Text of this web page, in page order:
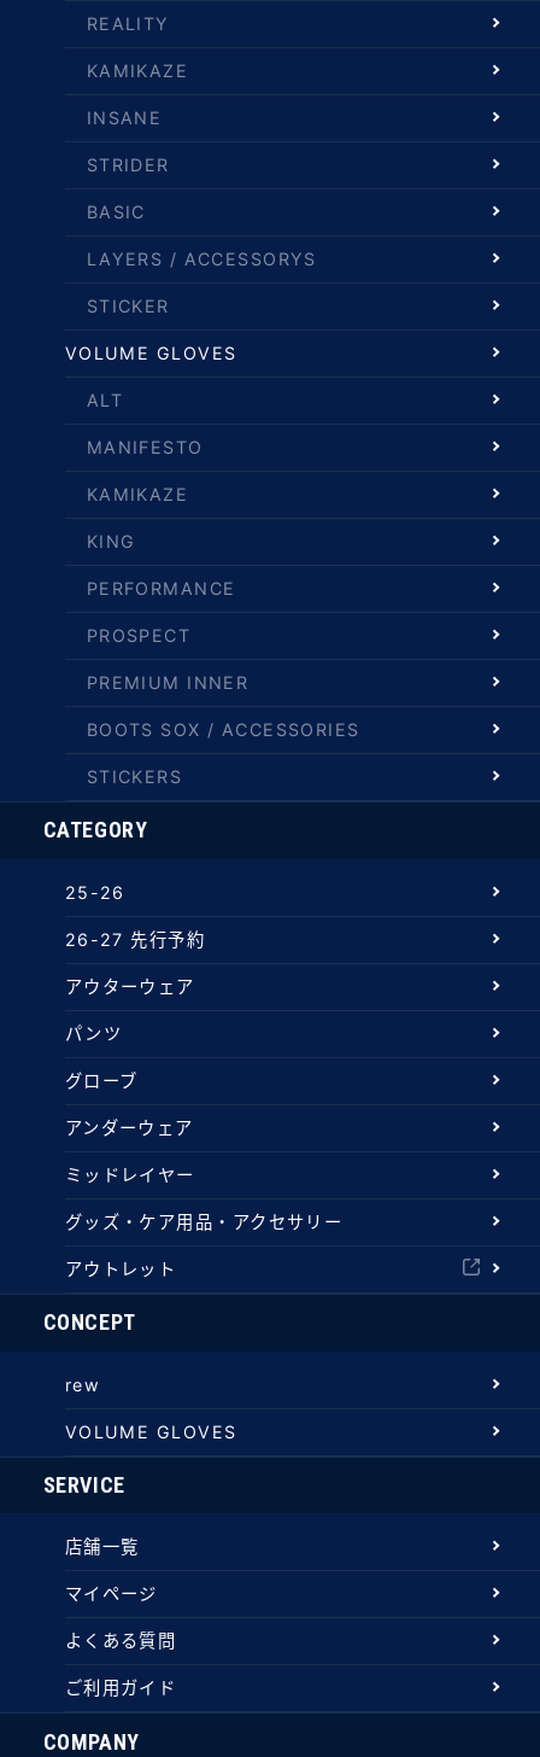
REALITY
KAMIKAZE
INSANE
STRIDER
BASIC
LAYERS / ACCESSORYS
STICKER
VOLUME GLOVES
ALT
MANIFESTO
KAMIKAZE
KING
PERFORMANCE
PROSPECT
PREMIUM INNER
BOOTS SOX / ACCESSORIES
STICKERS
CATEGORY
25-26
26-27 先行予約
アウターウェア
パンツ
グローブ
アンダーウェア
ミッドレイヤー
グッズ・ケア用品・アクセサリー
アウトレット
CONCEPT
rew
VOLUME GLOVES
SERVICE
店舗一覧
マイページ
よくある質問
ご利用ガイド
COMPANY